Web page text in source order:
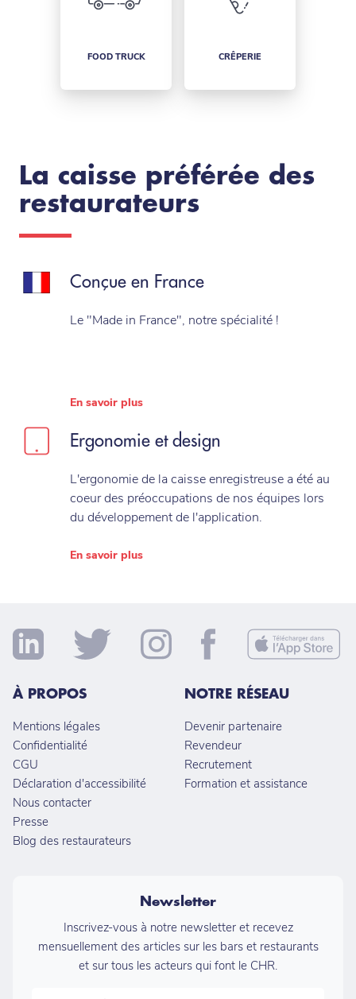
FOOD TRUCK CRÊPERIE
La caisse préférée des
restaurateurs
Conçue en France
Le "Made in France", notre spécialité !
En savoir plus
Ergonomie et design
L'ergonomie de la caisse enregistreuse a été au
coeur des préoccupations de nos équipes lors
du développement de l'application.
En savoir plus
À PROPOS
Mentions légales
Confidentialité
CGU
Déclaration d'accessibilité
Nous contacter
Presse
Blog des restaurateurs
NOTRE RÉSEAU
Devenir partenaire
Revendeur
Recrutement
Formation et assistance
Newsletter
Inscrivez-vous à notre newsletter et recevez
mensuellement des articles sur les bars et restaurants
et sur tous les acteurs qui font le CHR.